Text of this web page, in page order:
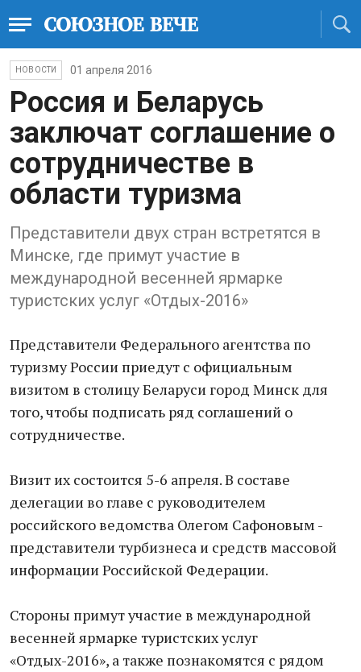
НОВОСТИ 01 апреля 2016
Россия и Беларусь
заключат соглашение о
сотрудничестве в
области туризма
Представители двух стран встретятся в
Минске, где примут участие в
международной весенней ярмарке
туристских услуг «Отдых-2016»
Представители Федерального агентства по
туризму России приедут с официальным
визитом в столицу Беларуси город Минск для
того, чтобы подписать ряд соглашений о
сотрудничестве.
Визит их состоится 5-6 апреля. В составе
делегации во главе с руководителем
российского ведомства Олегом Сафоновым -
представители турбизнеса и средств массовой
информации Российской Федерации.
Стороны примут участие в международной
весенней ярмарке туристских услуг
«Отдых-2016», а также познакомятся с рядом